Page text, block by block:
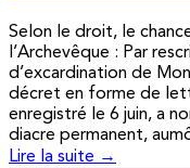
Selon le droit, le
l’Archevêque : Par
d’excardination de
décret en forme de
enregistré le 6 juin, a
diacre permanent,
Lire la suite →